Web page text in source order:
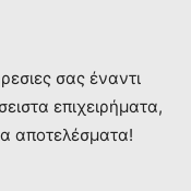
σας έναντι
επιχειρήματα,
αποτελέσματα!